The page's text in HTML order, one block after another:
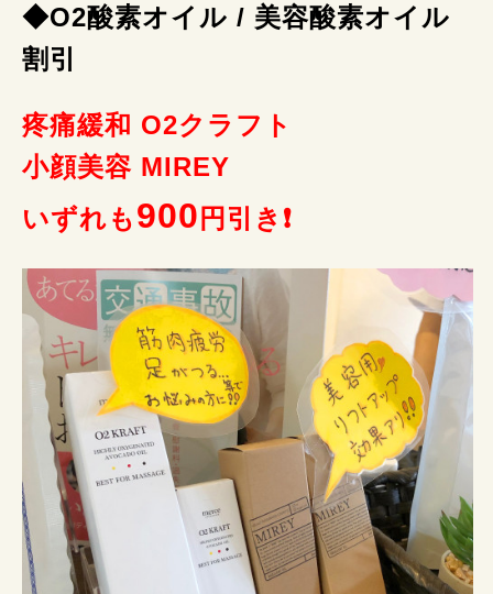
◆O2酸素オイル / 美容酸素オイル
割 引
疼痛緩和 O2クラフト
小顔美容 MIREY
いずれも900 円引き❗